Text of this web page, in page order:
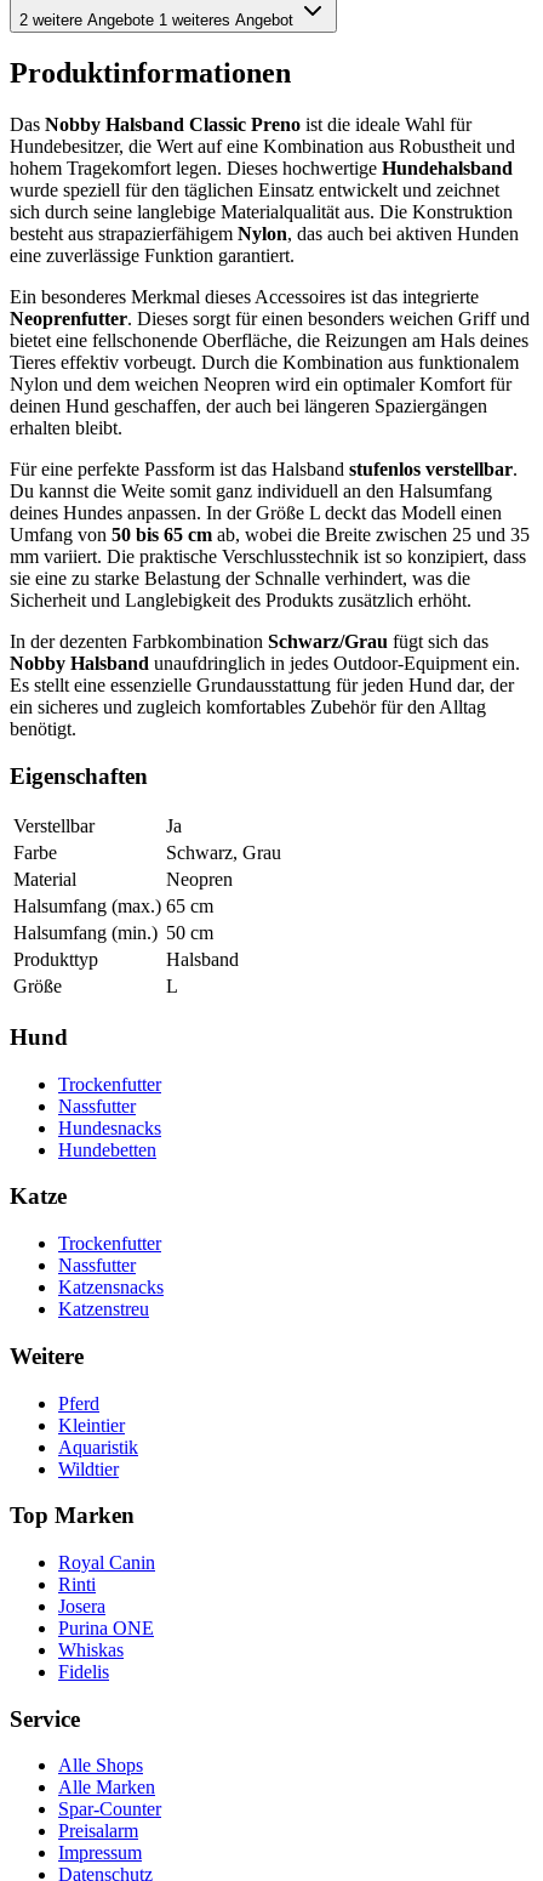
2 weitere Angebote 1 weiteres Angebot
Produktinformationen
Das Nobby Halsband Classic Preno ist die ideale Wahl für
Hundebesitzer, die Wert auf eine Kombination aus Robustheit und
hohem Tragekomfort legen. Dieses hochwertige Hundehalsband
wurde speziell für den täglichen Einsatz entwickelt und zeichnet
sich durch seine langlebige Materialqualität aus. Die Konstruktion
besteht aus strapazierfähigem Nylon, das auch bei aktiven Hunden
eine zuverlässige Funktion garantiert.
Ein besonderes Merkmal dieses Accessoires ist das integrierte
Neoprenfutter. Dieses sorgt für einen besonders weichen Griff und
bietet eine fellschonende Oberfläche, die Reizungen am Hals deines
Tieres effektiv vorbeugt. Durch die Kombination aus funktionalem
Nylon und dem weichen Neopren wird ein optimaler Komfort für
deinen Hund geschaffen, der auch bei längeren Spaziergängen
erhalten bleibt.
Für eine perfekte Passform ist das Halsband stufenlos verstellbar.
Du kannst die Weite somit ganz individuell an den Halsumfang
deines Hundes anpassen. In der Größe L deckt das Modell einen
Umfang von 50 bis 65 cm ab, wobei die Breite zwischen 25 und 35
mm variiert. Die praktische Verschlusstechnik ist so konzipiert, dass
sie eine zu starke Belastung der Schnalle verhindert, was die
Sicherheit und Langlebigkeit des Produkts zusätzlich erhöht.
In der dezenten Farbkombination Schwarz/Grau fügt sich das
Nobby Halsband unaufdringlich in jedes Outdoor-Equipment ein.
Es stellt eine essenzielle Grundausstattung für jeden Hund dar, der
ein sicheres und zugleich komfortables Zubehör für den Alltag
benötigt.
Eigenschaften
Verstellbar
Ja
Farbe
Schwarz, Grau
Material
Neopren
Halsumfang (max.) 65 cm
Halsumfang (min.) 50 cm
Produkttyp
Halsband
Größe
L
Hund
Trockenfutter
Nassfutter
Hundesnacks
Hundebetten
Katze
Trockenfutter
Nassfutter
Katzensnacks
Katzenstreu
Weitere
Pferd
Kleintier
Aquaristik
Wildtier
Top Marken
Royal Canin
Rinti
Josera
Purina ONE
Whiskas
Fidelis
Service
Alle Shops
Alle Marken
Spar-Counter
Preisalarm
Impressum
Datenschutz